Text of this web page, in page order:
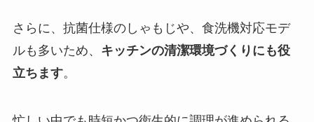
さらに、抗菌仕様のしゃもじや、食洗機対応モデ
ルも多いため、 キッチンの清潔環境づくりにも役
立ちます。